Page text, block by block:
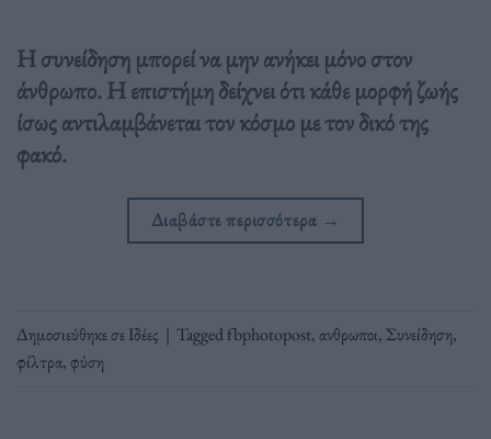
Η συνείδηση μπορεί να μην ανήκει μόνο στον
άνθρωπο. Η επιστήμη δείχνει ότι κάθε μορφή ζωής
ίσως αντιλαμβάνεται τον κόσμο με τον δικό της
φακό.
Διαβάστε περισσότερα →
Δημοσιεύθηκε σεΙδέες | Taggedfbphotopost,ανθρωποι, Συνείδηση,
φίλτρα,φύση